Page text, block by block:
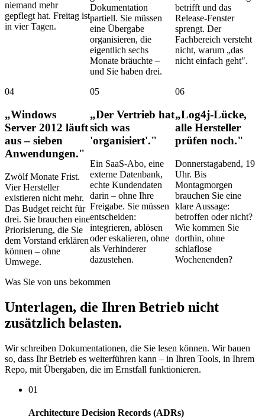
niemand mehr
gepflegt hat. Freitag ist
in vier Tagen.
Dokumentation
partiell. Sie müssen
eine Übergabe
organisieren, die
eigentlich sechs
Monate bräuchte –
und Sie haben drei.
betrifft und das
Release-Fenster
sprengt. Der
Fachbereich versteht
nicht, warum „das
nicht einfach geht".
04
„Windows
Server 2012 läuft
aus – sieben
Anwendungen."
Zwölf Monate Frist.
Vier Hersteller
existieren nicht mehr.
Das Budget reicht für
drei. Sie brauchen eine
Priorisierung, die Sie
dem Vorstand erklären
können – ohne
Umwege.
05
„Der Vertrieb hat
sich was
'organisiert'."
Ein SaaS-Abo, eine
externe Datenbank,
echte Kundendaten
darin – ohne Ihre
Freigabe. Sie müssen
entscheiden:
integrieren, ablösen
oder eskalieren, ohne
als Verhinderer
dazustehen.
06
„Log4j-Lücke,
alle Hersteller
prüfen noch."
Donnerstagabend, 19
Uhr. Bis
Montagmorgen
brauchen Sie eine
klare Aussage:
betroffen oder nicht?
Wie kommen Sie
dorthin, ohne
schlaflose
Wochenenden?
Was Sie von uns bekommen
Unterlagen, die Ihren Betrieb nicht
zusätzlich belasten.
Wir schreiben Dokumentationen, die Sie lesen können. Wir bauen
so, dass Ihr Betrieb es weiterführen kann – in Ihren Tools, in Ihrem
Repo, mit Übergaben, die im Ernstfall funktionieren.
01
Architecture Decision Records (ADRs)